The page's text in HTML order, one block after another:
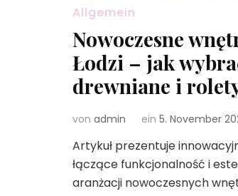
Allgemein
Nowoczesne
Łodzi – jak
drewniane i
von admin ein 5. November
Artykuł prezentuje
łączące funkcjonalność i
aranżacji nowoczesnych